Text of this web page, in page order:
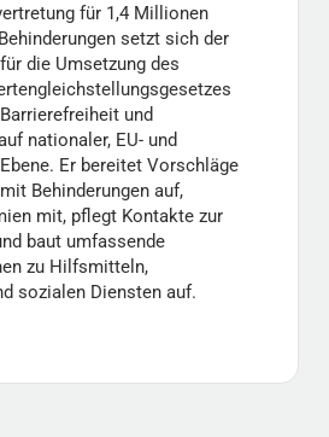
für 1,4 Millionen
setzt sich der
die Umsetzung des
und
nationaler, EU- und
Er bereitet Vorschläge
Behinderungen auf,
mit, pflegt Kontakte zur
baut umfassende
zu Hilfsmitteln,
sozialen Diensten auf.